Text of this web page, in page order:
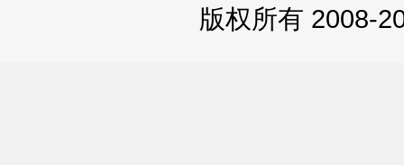
版权所有 2008-